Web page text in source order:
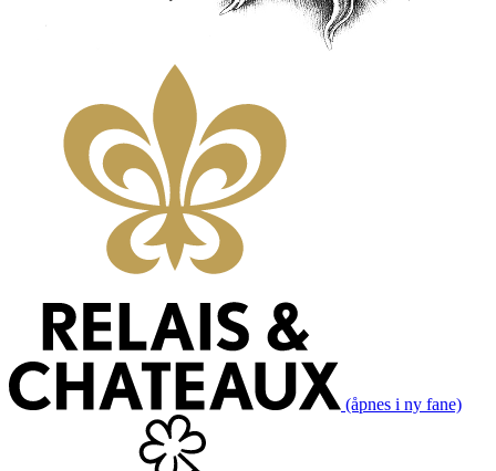
(åpnes i ny fane)